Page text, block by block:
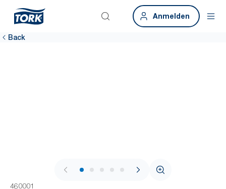
Anmelden
Back
1 / 9
460001